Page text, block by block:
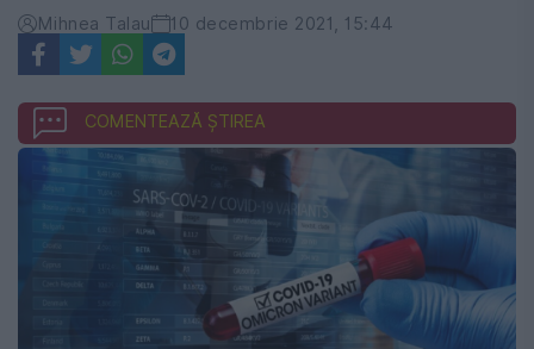
Mihnea Talau 10 decembrie 2021, 15:44
COMENTEAZĂ ȘTIREA